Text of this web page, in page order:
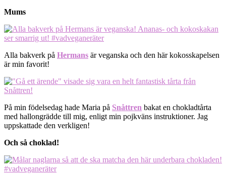
Mums
Alla bakverk på Hermans är veganska och den här kokosskapelsen
är min favorit!
På min födelsedag hade Maria på Snåttren bakat en chokladtårta
med hallongrädde till mig, enligt min pojkväns instruktioner. Jag
uppskattade den verkligen!
Och så choklad!